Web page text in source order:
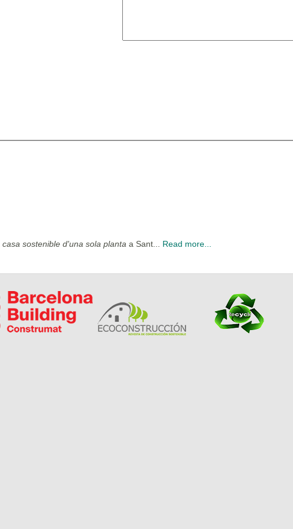
casa sostenible d'una sola planta a Sant... Read more...